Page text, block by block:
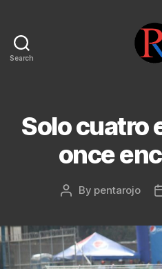
Search
Solo cuatro
once
Post
By pentarojo